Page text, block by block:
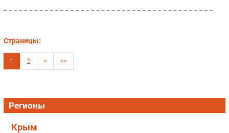
Страницы:
1 2 > >>
Регионы
Крым